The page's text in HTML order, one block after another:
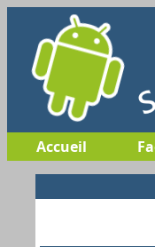
Accueil